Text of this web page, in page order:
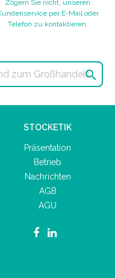
Zögern Sie nicht, unseren
per E-Mail oder
Telefon zu kontaktieren.

STOCKETIK
Präsentation
Betrieb
Nachrichten
AGB
AGU